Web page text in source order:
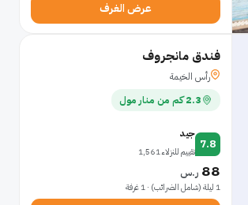
عرض الغرف
فندق مانجروف
رأس الخيمة
2.3 كم من منار مول
7.8
جيد
تقييم للنزلاء 1,561
88 ر.س
1 ليلة (شامل الضرائب) · 1 غرفة